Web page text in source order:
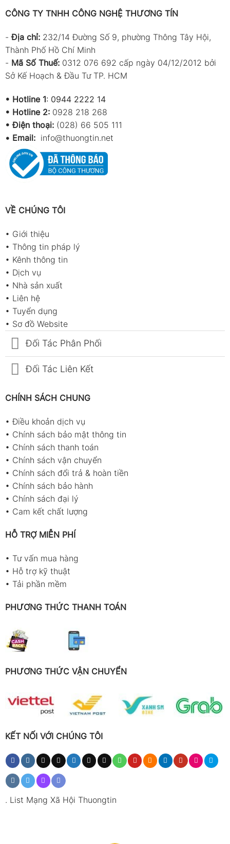
CÔNG TY TNHH CÔNG NGHỆ THƯƠNG TÍN
-Địa chỉ: 232/14 Đường Số 9, phường Thông Tây Hội,
Thành Phố Hồ Chí Minh
- Mã Số Thuế: 0312 076 692 cấp ngày 04/12/2012 bởi
Sở Kế Hoạch & Đầu Tư TP. HCM
• Hotline 1: 0944 2222 14
• Hotline 2: 0928 218 268
• Điện thoại: (028) 66 505 111
• Email: info@thuongtin.net
VỀ CHÚNG TÔI
• Giới thiệu
• Thông tin pháp lý
• Kênh thông tin
• Dịch vụ
• Nhà sản xuất
• Liên hệ
• Tuyển dụng
• Sơ đồ Website
Đối Tác Phân Phối
Đối Tác Liên Kết
CHÍNH SÁCH CHUNG
•Điều khoản dịch vụ
• Chính sách bảo mật thông tin
• Chính sách thanh toán
• Chính sách vận chuyển
• Chính sách đổi trả & hoàn tiền
• Chính sách bảo hành
• Chính sách đại lý
• Cam kết chất lượng
HỖ TRỢ MIỄN PHÍ
• Tư vấn mua hàng
• Hỗ trợ kỹ thuật
• Tải phần mềm
PHƯƠNG THỨC THANH TOÁN
PHƯƠNG THỨC VẬN CHUYỂN
KẾT NỐI VỚI CHÚNG TÔI
. List Mạng Xã Hội Thuongtin